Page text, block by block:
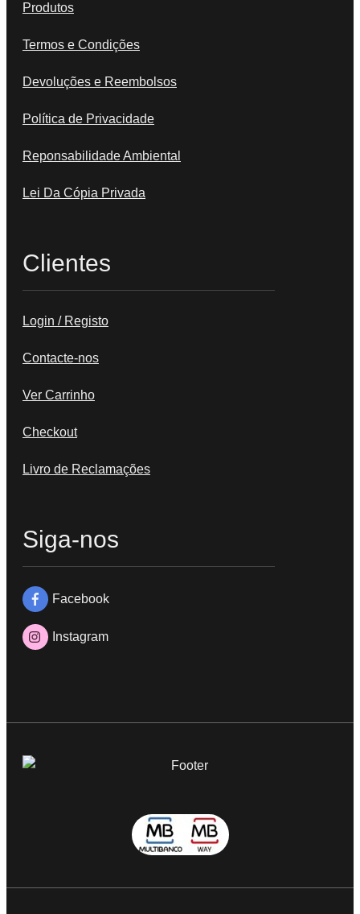
Produtos
Termos e Condições
Devoluções e Reembolsos
Política de Privacidade
Reponsabilidade Ambiental
Lei Da Cópia Privada
Clientes
Login / Registo
Contacte-nos
Ver Carrinho
Checkout
Livro de Reclamações
Siga-nos
Facebook
Instagram